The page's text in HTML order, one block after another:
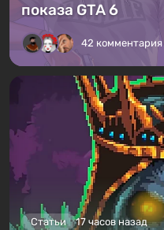
показа GTA 6
42 комментария
Статьи 17 часов назад